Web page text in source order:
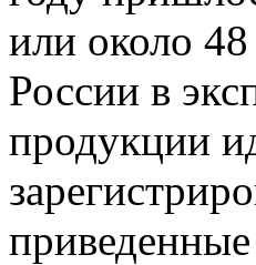
или около
России в
продукции